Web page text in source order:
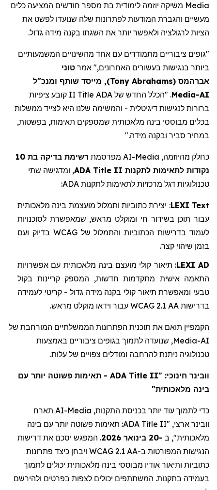
Media משיקה יוזמה לימודית בת מספר חודשים המציעה כלים
מעשיים והגברת המודעות לפתרונות שלה שנועדו לפשט את
הציות לרגולציה ולאפשר יותר את השגתו בקנה מידה גדול.
"גופים ציבוריים מתמודדים עם אחד מהשינויים המשמעותיים
ביותר בנגישות בעשורים האחרונים," אמר טוני
אברהמס (
Tony Abrahams
), מייסד שותף ומנכ"ל
AI-
Media. "הכלל החדש של ADA Title
II קובע ציפיות
ברורות לנגישות דיגיטלית - והמשימה שלנו היא לצייד ממשלות
בכלים מבוססי בינה מלאכותית שמספקים תאימות, בפשטות,
במחיר סביר ובקנה מידה."
כחלק מהיוזמה, AI-Media מפרסמת
רשימת בדיקה בת 10
נקודות לתאימות לתקנות ADA Title II, ומדגישה שתי
טכנולוגיות דגל מרכזיות לתאימות לתקנות ADA
:
LEXI Text
: יצירת כתוביות ותמלול מועצמת בינה מלאכותית
עבור תוכן בשידור חי ומוקלט מראש, שמאפשרת לסוכנויות
לעמוד בדרישות הכתוביות והתמלול של WCAG בדיוק ועם
בזמן שיהוי קצר.
LEXI AD
: תיאור קולי מועצם בינה מלאכותית עם אפשרויות
התאמה אישית מתקדמות חדשות, המספק קריינות בקול
טבעי ומאפשרת תיאור קולי בקנה מידה גדול-קריטי לעמידה
בדרישות WCAG 2.1 AA עבור וידאו מוקלט מראש.
הקמפיין תואם את תוכנית הפתרונות הממשלתיים המורחבת של
AI-
Media, שנועדה לתמוך בגופים ציבוריים באמצעות
טכנולוגיה ניתנת להרחבה ומודלים צפויים של עלות.
וובינר חינוכי: "ADA Title II - תאימות פשוטה יותר עם
בינה מלאכותית"
כדי לתמוך עוד יותר בכניסת התקנות, AI-Media תארח
וובינר ארצי, "ADA Title II: תאימות פשוטה יותר עם בינה
מלאכותית", ב -20 בינואר 2026 . המפגש יסכם את דרישות
הנגישות המפורטות ב-WCAG 2.1 AA ויבחן כיצד פתרונות
כתוביות ותיאור אודיו מבוססי בינה מלאכותית יכולים לתמוך
בעמידה בתקנות. המשתתפים יכולים לצפות בפרטים ולהירשם